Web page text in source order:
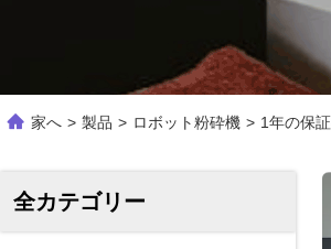
家へ > 製品 > ロボット粉砕機 > 1年の保
全カテゴリー